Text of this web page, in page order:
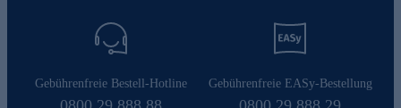
Gebührenfreie Bestell-Hotline Gebührenfreie EASy-Bestellung